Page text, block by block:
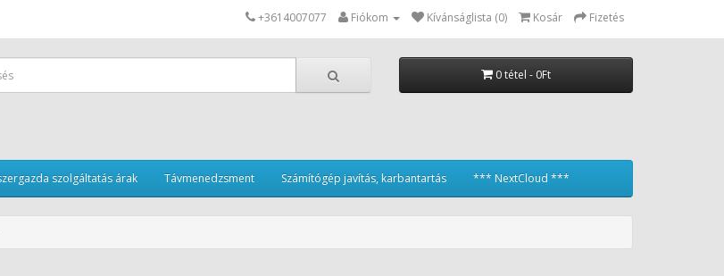
+3614007077 Fiókom Kívánságlista (0) Kosár Fizetés
0 tétel - 0Ft
szolgáltatás árak Távmenedzsment Számítógép javítás, karbantartás *** NextCloud ***